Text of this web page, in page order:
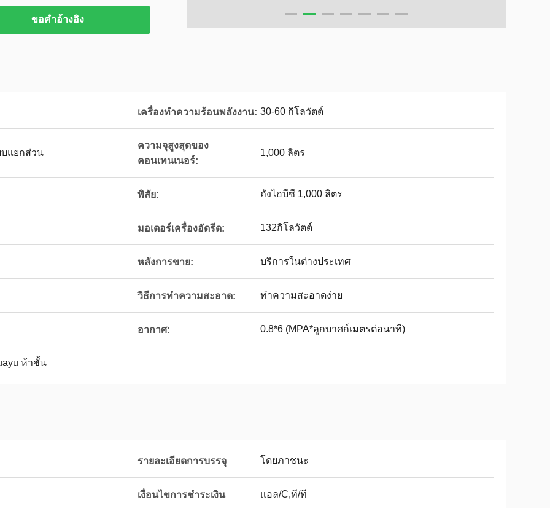
ขอคําอ้างอิง
เครื่องทำความร้อนพลังงาน: 30-60 กิโลวัตต์
แยกส่วน
ความจุสูงสุดของ
คอนเทนเนอร์:
1,000 ลิตร
พิสัย: ถังไอบีซี 1,000 ลิตร
มอเตอร์เครื่องอัดรีด: 132กิโลวัตต์
หลังการขาย: บริการในต่างประเทศ
วิธีการทำความสะอาด: ทำความสะอาดง่าย
อากาศ: 0.8*6 (MPA*ลูกบาศก์เมตรต่อนาที)
ห้าชั้น
รายละเอียดการบรรจุ โดยภาชนะ
เงื่อนไขการชำระเงิน แอล/C,ที/ที